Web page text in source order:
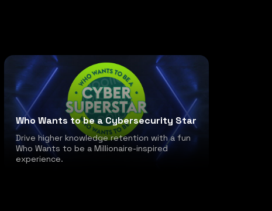
Who Wants to be a Cybersecurity Star
Drive higher knowledge retention with a fun
Who Wants to be a Millionaire-inspired
experience.